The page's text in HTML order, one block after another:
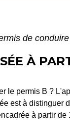
de
À
le permis B ?
est à distinguer
à partir de